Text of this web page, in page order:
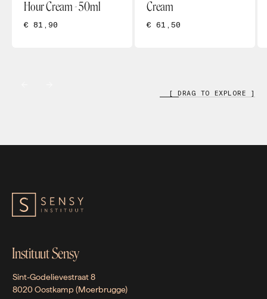
Hour Cream - 50ml
€ 81,90
Cream
€ 61,50
[ DRAG TO EXPLORE ]
Instituut Sensy
Sint-Godelievestraat 8
8020 Oostkamp (Moerbrugge)